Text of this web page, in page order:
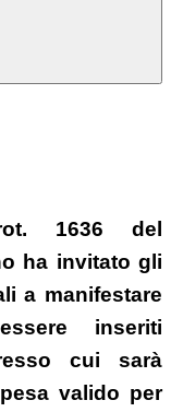
1636 del
ha invitato gli
a manifestare
inseriti
cui sarà
valido per